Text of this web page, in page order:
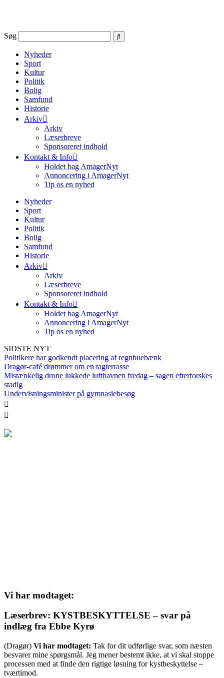
Søg
Nyheder
Sport
Kultur
Politik
Bolig
Samfund
Historie
Arkiv
Arkiv
Læserbreve
Sponsoreret indhold
Kontakt & Info
Holdet bag AmagerNyt
Annoncering i AmagerNyt
Tip os en nyhed
Nyheder
Sport
Kultur
Politik
Bolig
Samfund
Historie
Arkiv
Arkiv
Læserbreve
Sponsoreret indhold
Kontakt & Info
Holdet bag AmagerNyt
Annoncering i AmagerNyt
Tip os en nyhed
SIDSTE NYT
Politikere har godkendt placering af regnbuebænk
Dragør-café drømmer om en tagterrasse
Mistænkelig drone lukkede lufthavnen fredag – sagen efterforskes
stadig
Undervisningsminister på gymnasiebesøg
Vi har modtaget:
Læserbrev: KYSTBESKYTTELSE – svar på
indlæg fra Ebbe Kyrø
(Dragør) Vi har modtaget: Tak for dit udførlige svar, som næsten
besvarer mine spørgsmål. Jeg mener bestemt ikke, at vi skal stoppe
processen med at finde den rigtige løsning for kystbeskyttelse –
tværtimod.